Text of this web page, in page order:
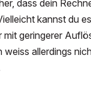
dass dein
kannst du
mit geringerer
weiss allerdings